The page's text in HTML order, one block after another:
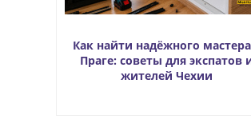
Как найти надёжного
Праге: советы для экспатов
жителей Чехии